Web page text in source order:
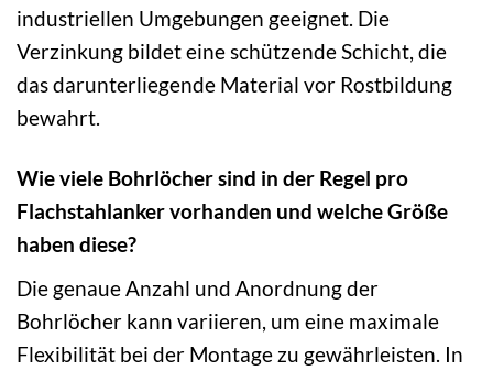
industriellen Umgebungen geeignet. Die
Verzinkung bildet eine schützende Schicht, die
das darunterliegende Material vor Rostbildung
bewahrt.
Wie viele Bohrlöcher sind in der Regel pro
Flachstahlanker vorhanden und welche Größe
haben diese?
Die genaue Anzahl und Anordnung der
Bohrlöcher kann variieren, um eine maximale
Flexibilität bei der Montage zu gewährleisten. In